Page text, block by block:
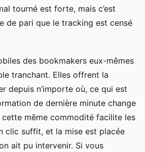
tourné est forte, mais c’est
de pari que le tracking est censé
des bookmakers eux-mêmes
tranchant. Elles offrent la
depuis n’importe où, ce qui est
de dernière minute change
même commodité facilite les
clic suffit, et la mise est placée
ait pu intervenir. Si vous